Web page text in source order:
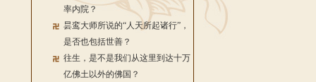
率内院？
昙鸾大师所说的“人天所起诸行”，
是否也包括世善？
往生，是不是我们从这里到达十万
亿佛土以外的佛国？